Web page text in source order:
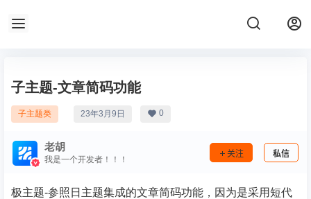
子主题-文章简码功能
子主题类 23年3月9日 0
老胡
我是一个开发者！！！
关注 私信
极主题-参照日主题集成的文章简码功能，因为是采用短代